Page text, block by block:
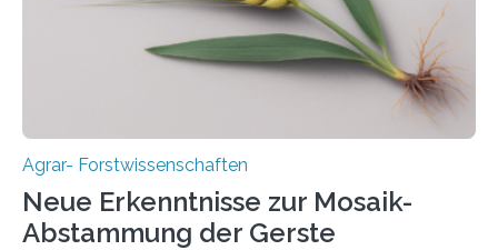
bringt ökologische Herausforderungen mit sich:
Bodenerosion, Nährstoffauswaschung und…
Agrar- Forstwissenschaften
Neue Erkenntnisse zur Mosaik-
Abstammung der Gerste